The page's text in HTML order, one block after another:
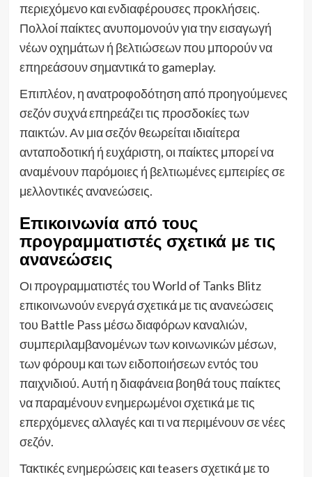
περιεχόμενο και ενδιαφέρουσες προκλήσεις.
Πολλοί παίκτες ανυπομονούν για την εισαγωγή
νέων οχημάτων ή βελτιώσεων που μπορούν να
επηρεάσουν σημαντικά το gameplay.
Επιπλέον, η ανατροφοδότηση από προηγούμενες
σεζόν συχνά επηρεάζει τις προσδοκίες των
παικτών. Αν μια σεζόν θεωρείται ιδιαίτερα
ανταποδοτική ή ευχάριστη, οι παίκτες μπορεί να
αναμένουν παρόμοιες ή βελτιωμένες εμπειρίες σε
μελλοντικές ανανεώσεις.
Επικοινωνία από τους
προγραμματιστές σχετικά με τις
ανανεώσεις
Οι προγραμματιστές του World of Tanks Blitz
επικοινωνούν ενεργά σχετικά με τις ανανεώσεις
του Battle Pass μέσω διαφόρων καναλιών,
συμπεριλαμβανομένων των κοινωνικών μέσων,
των φόρουμ και των ειδοποιήσεων εντός του
παιχνιδιού. Αυτή η διαφάνεια βοηθά τους παίκτες
να παραμένουν ενημερωμένοι σχετικά με τις
επερχόμενες αλλαγές και τι να περιμένουν σε νέες
σεζόν.
Τακτικές ενημερώσεις και teasers σχετικά με το